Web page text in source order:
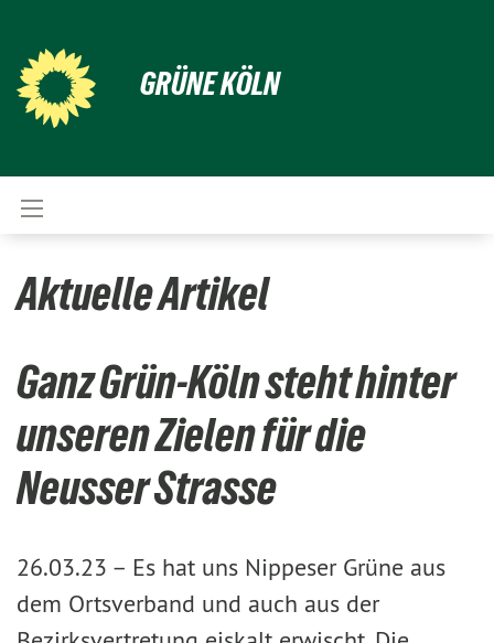
GRÜNE KÖLN
Aktuelle Artikel
Ganz Grün-Köln steht hinter
unseren Zielen für die
Neusser Strasse
26.03.23 – Es hat uns Nippeser Grüne aus
dem Ortsverband und auch aus der